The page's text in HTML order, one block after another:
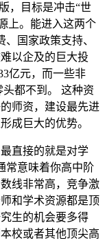
，目标是冲击“世
上。能进入这两个
国家政策支持、
以企及的巨大投
亿元，而一些非
头都不到。 这种资
师资，建设最先进
成巨大的优势。
直接的就是对学
常意味着你高中阶
线非常高，竞争激
和学术资源都是顶
生的机会要多得
校或者其他顶尖高